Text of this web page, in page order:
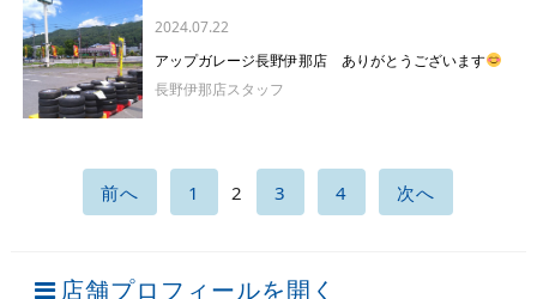
2024.07.22
アップガレージ長野伊那店 ありがとうございます
長野伊那店スタッフ
前へ 1 2 3 4 次へ
店舗プロフィールを開く